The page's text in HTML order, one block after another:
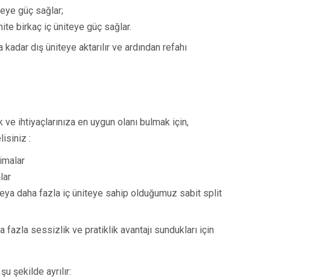
güç sağlar;
birkaç iç üniteye güç sağlar.
dış üniteye aktarılır ve ardından refahı
ihtiyaçlarınıza en uygun olanı bulmak için,
:
daha fazla iç üniteye sahip olduğumuz sabit split
fazla sessizlik ve pratiklik avantajı sundukları için
şekilde ayrılır: